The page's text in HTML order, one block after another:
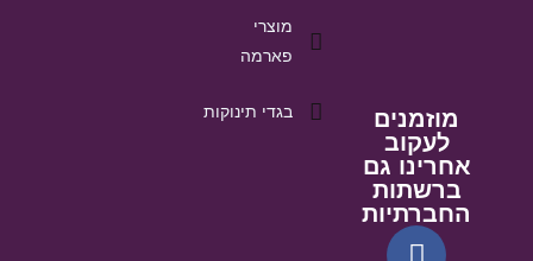
מוזמנים
לעקוב
אחרינו גם
ברשתות
החברתיות
מוצרי
פארמה
בגדי תינוקות